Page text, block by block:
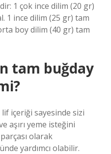
1 çok ince dilim (20 gr)
1 ince dilim (25 gr) tam
boy dilim (40 gr) tam
tam buğday
içeriği sayesinde sizi
aşırı yeme isteğini
olarak
yardımcı olabilir.